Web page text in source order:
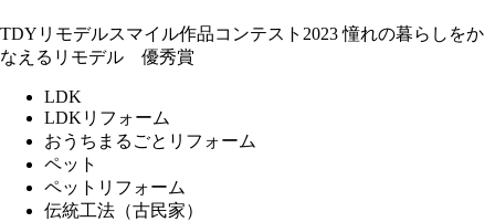
TDYリモデルスマイル作品コンテスト2023 憧れの暮らしをか
なえるリモデル 優秀賞
LDK
LDKリフォーム
おうちまるごとリフォーム
ペット
ペットリフォーム
伝統工法（古民家）